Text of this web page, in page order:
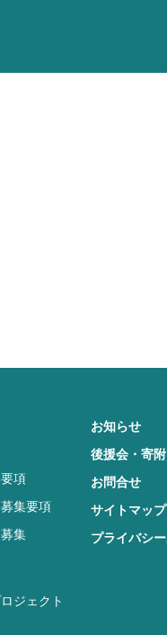
項
集要項
集
ジェクト
お知らせ
後援会・寄附
お問合せ
サイトマップ
プライバシ